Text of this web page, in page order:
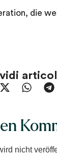
die
nicht